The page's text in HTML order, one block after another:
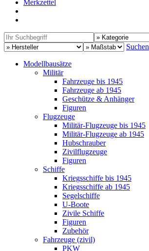
Merkzettel
Suchen
Modellbausätze
Militär
Fahrzeuge bis 1945
Fahrzeuge ab 1945
Geschütze & Anhänger
Figuren
Flugzeuge
Militär-Flugzeuge bis 1945
Militär-Flugzeuge ab 1945
Hubschrauber
Zivilflugzeuge
Figuren
Schiffe
Kriegsschiffe bis 1945
Kriegsschiffe ab 1945
Segelschiffe
U-Boote
Zivile Schiffe
Figuren
Zubehör
Fahrzeuge (zivil)
PKW